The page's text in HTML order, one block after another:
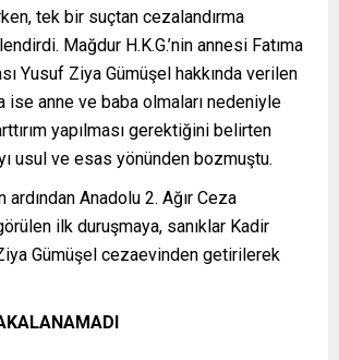
tek bir suçtan cezalandırma
Mağdur H.K.G.’nin annesi Fatıma
Yusuf Ziya Gümüşel hakkında verilen
ise anne ve baba olmaları nedeniyle
yapılması gerektiğini belirten
usul ve esas yönünden bozmuştu.
ardından Anadolu 2. Ağır Ceza
ilk duruşmaya, sanıklar Kadir
Gümüşel cezaevinden getirilerek